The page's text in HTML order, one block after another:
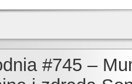
#745 –